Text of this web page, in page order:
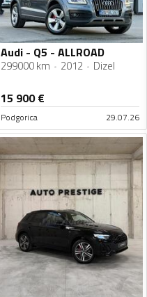
Audi - Q5 - ALLROAD
299000 km 2012 Dizel
15 900€
Podgorica 29.07.26